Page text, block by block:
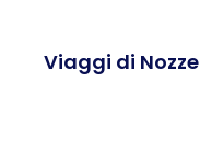
Viaggi di Nozze